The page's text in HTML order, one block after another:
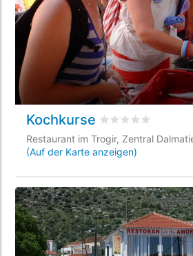
Kochkurse bewertet0
Restaurant im Trogir, Zentral
(Auf der Karte anzeigen)